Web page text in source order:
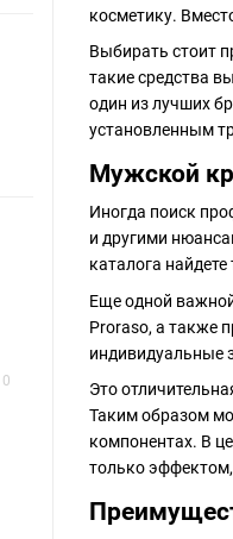
косметику.
Выбирать стоит
такие средства
один из лучших
установленным
Мужской
Иногда поиск
и другими
каталога
Еще одной
Proraso, а также
индивидуальные
Это
Таким образом
компонентах. В
только
0